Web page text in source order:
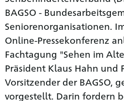
BAGSO -
Seniorenorganisationen.
Online-Pressekonferenz
Fachtagung "Sehen im
Präsident Klaus Hahn und
Vorsitzender der BAGSO,
vorgestellt. Darin fordern